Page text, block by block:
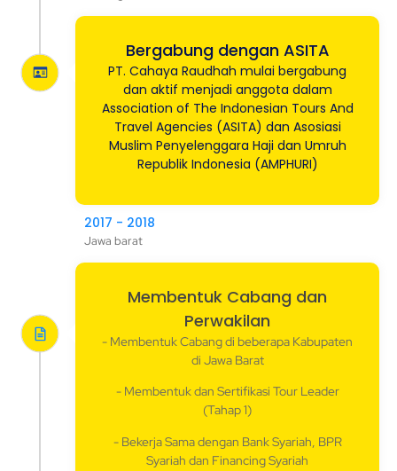
Bergabung dengan ASITA
PT. Cahaya Raudhah mulai bergabung
dan aktif menjadi anggota dalam
Association of The Indonesian Tours And
Travel Agencies (ASITA) dan Asosiasi
Muslim Penyelenggara Haji dan Umruh
Republik Indonesia (AMPHURI)
2017 - 2018
Jawa barat
Membentuk Cabang dan
Perwakilan
- Membentuk Cabang di beberapa Kabupaten
di Jawa Barat
- Membentuk dan Sertifikasi Tour Leader
(Tahap 1)
- Bekerja Sama dengan Bank Syariah, BPR
Syariah dan Financing Syariah